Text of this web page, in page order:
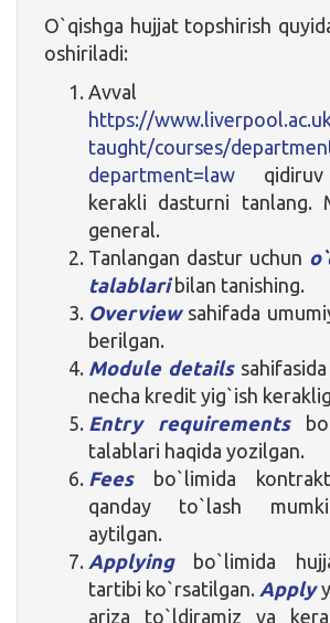
O`qishga hujjat topshirish
oshiriladi:
Avval
https://
taught/courses/
department=law qidiruv
kerakli dasturni tanlang.
general.
Tanlangan dastur uchun
talablaribilan tanishing.
Overviewsahifada
berilgan.
Module details
necha kredit yig`ish
Entry requirements
talablari haqida yozilgan.
Feesbo`limida
qanday to`lash
aytilgan.
Applyingbo`limida
tartibi ko`rsatilgan. Apply
ariza to`ldiramiz va